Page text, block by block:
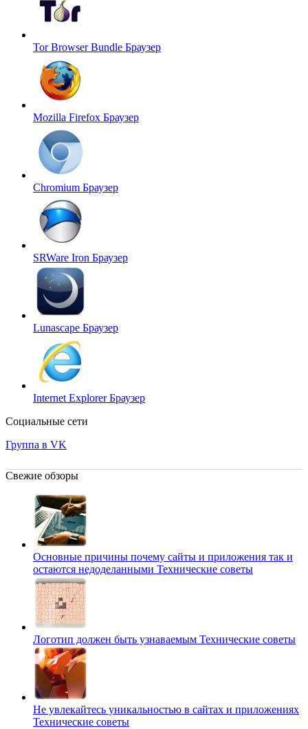
Tor Browser Bundle Браузер
Mozilla Firefox Браузер
Chromium Браузер
SRWare Iron Браузер
Lunascape Браузер
Internet ExplorerБраузер
Социальные сети
Группа в VK
Свежие обзоры
Основные причины почему сайты и приложения так и
остаются недоделанными Технические советы
Логотип должен быть узнаваемым Технические советы
Не увлекайтесь уникальностью в сайтах и приложениях
Технические советы